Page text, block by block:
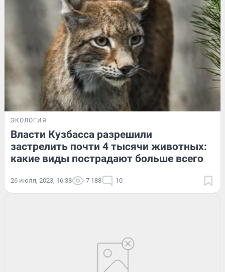
ЭКОЛОГИЯ
Власти Кузбасса разрешили
застрелить почти 4 тысячи животных:
какие виды пострадают больше всего
26 июля, 2023, 16:38 7 188 10